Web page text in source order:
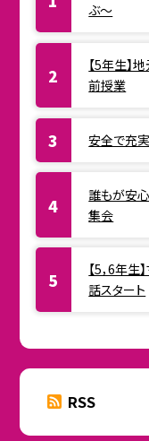
ぶ〜
【5年生】
前授業
安全で充
誰もが安
集会
【5，6年
話スタート
RSS